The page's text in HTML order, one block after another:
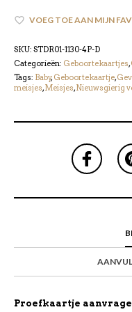
VOEG TOE AAN MIJN
SKU: STDR01-1130-4P-D
Categorieën: Geboortekaartjes,
Tags: Baby, Geboortekaartje,
meisjes,Meisjes,Nieuwsgierig
Proefkaartje